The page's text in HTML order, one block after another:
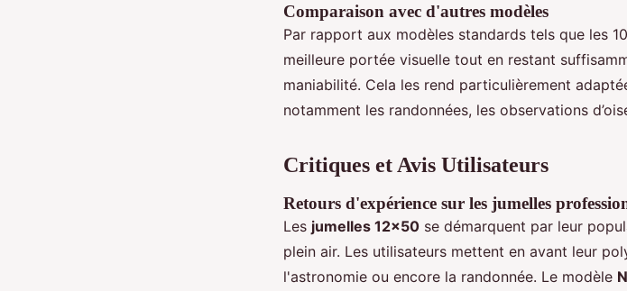
Comparaison avec d'autres modèles
Par rapport aux modèles standards tels que les
meilleure portée visuelle tout en restant
maniabilité. Cela les rend particulièrement
notamment les randonnées, les observations
Critiques et Avis Utilisateurs
Retours d'expérience sur les jumelles
Les jumelles 12x50 se démarquent par leur
plein air. Les utilisateurs mettent en avant leur
l'astronomie ou encore la randonnée. Le modèle